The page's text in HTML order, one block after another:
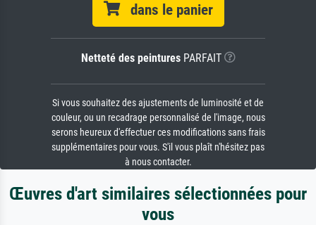
dans le panier
Netteté des peinturesPARFAIT
Si vous souhaitez des ajustements de luminosité et de
couleur, ou un recadrage personnalisé de l'image, nous
serons heureux d'effectuer ces modifications sans frais
supplémentaires pour vous. S'il vous plaît n'hésitez pas
à nous contacter.
Œuvres d'art similaires sélectionnées pour
vous